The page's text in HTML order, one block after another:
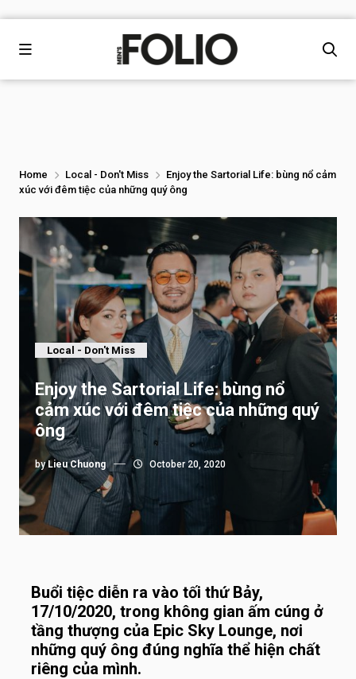
Home Local - Don't Miss
Enjoy the Sartorial Life: bùng nổ cảm
xúc với đêm tiệc của những quý ông
Local - Don't Miss
Enjoy the Sartorial Life: bùng nổ
cảm xúc với đêm tiệc của những quý
ông
by Lieu Chuong October 20, 2020
Buổi tiệc diễn ra vào tối thứ Bảy,
17/10/2020, trong không gian ấm cúng ở
tầng thượng của Epic Sky Lounge, nơi
những quý ông đúng nghĩa thể hiện chất
riêng của mình.